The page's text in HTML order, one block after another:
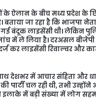
ऐलान के बीच मध्य प्रदेश के
जा रहा है कि भाजपा
गई बंदूक लाइसेंसी थी। लेकिन
में ले लिया है। दरअसल
कर लाइसेंसी रिवाल्वर और
देशभर में आचार संहिता और
पार्टी चल रही थी, तभी
में बड़ी संख्या में लोग